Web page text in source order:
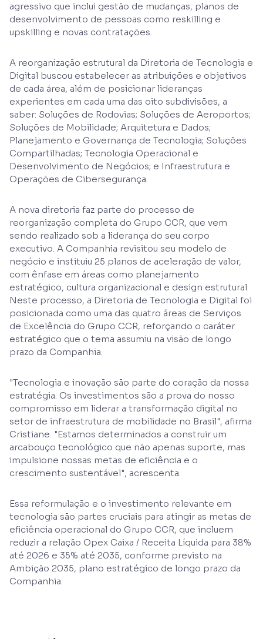
agressivo que inclui gestão de mudanças, planos de
desenvolvimento de pessoas como reskilling e
upskilling e novas contratações.
A reorganização estrutural da Diretoria de Tecnologia e
Digital buscou estabelecer as atribuições e objetivos
de cada área, além de posicionar lideranças
experientes em cada uma das oito subdivisões, a
saber: Soluções de Rodovias; Soluções de Aeroportos;
Soluções de Mobilidade; Arquitetura e Dados;
Planejamento e Governança de Tecnologia; Soluções
Compartilhadas; Tecnologia Operacional e
Desenvolvimento de Negócios; e Infraestrutura e
Operações de Cibersegurança.
A nova diretoria faz parte do processo de
reorganização completa do Grupo CCR, que vem
sendo realizado sob a liderança do seu corpo
executivo. A Companhia revisitou seu modelo de
negócio e instituiu 25 planos de aceleração de valor,
com ênfase em áreas como planejamento
estratégico, cultura organizacional e design estrutural.
Neste processo, a Diretoria de Tecnologia e Digital foi
posicionada como uma das quatro áreas de Serviços
de Excelência do Grupo CCR, reforçando o caráter
estratégico que o tema assumiu na visão de longo
prazo da Companhia.
"Tecnologia e inovação são parte do coração da nossa
estratégia. Os investimentos são a prova do nosso
compromisso em liderar a transformação digital no
setor de infraestrutura de mobilidade no Brasil", afirma
Cristiane. "Estamos determinados a construir um
arcabouço tecnológico que não apenas suporte, mas
impulsione nossas metas de eficiência e o
crescimento sustentável", acrescenta.
Essa reformulação e o investimento relevante em
tecnologia são partes cruciais para atingir as metas de
eficiência operacional do Grupo CCR, que incluem
reduzir a relação Opex Caixa / Receita Líquida para 38%
até 2026 e 35% até 2035, conforme previsto na
Ambição 2035, plano estratégico de longo prazo da
Companhia.